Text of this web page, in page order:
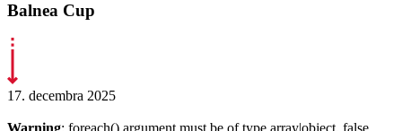
Balnea Cup
17. decembra 2025
Warning: foreach() argument must be of type array|object, false